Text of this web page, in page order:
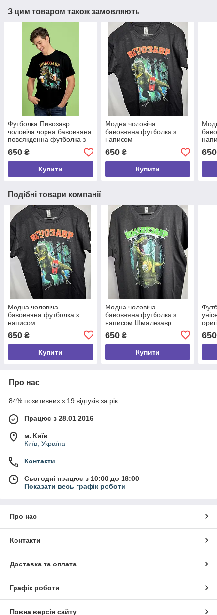
З цим товаром також замовляють
Футболка Пивозавр
чоловіча чорна бавовняна
повсякденна футболка з
650 ₴
Купити
Модна чоловіча
бавовняна футболка з
написом
оригінальний одяг розмір
S
650₴
Купити
650
Подібні товари компанії
Модна чоловіча
бавовняна футболка з
написом
оригінальний одяг розмір
S
650 ₴
Купити
Модна чоловіча
бавовняна футболка з
написом Шмалезавр
,молодіжний оригінальний
одяг розмір S
650₴
Купити
650
Про нас
84% позитивних з 19 відгуків за рік
Працює з 28.01.2016
м. Київ
Київ, Україна
Контакти
Сьогодні працює з 10:00 до 18:00
Показати весь графік роботи
Про нас
Контакти
Доставка та оплата
Графік роботи
Повна версія сайту